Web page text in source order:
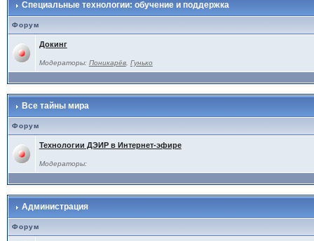
Специальные технологии: обучение и поддержка
Форум
Докинг
Модераторы: Поникарёв, Гунько
Все тайны мира
Форум
Технологии ДЭИР в Интернет-эфире
Модераторы:
Администрация
Форум